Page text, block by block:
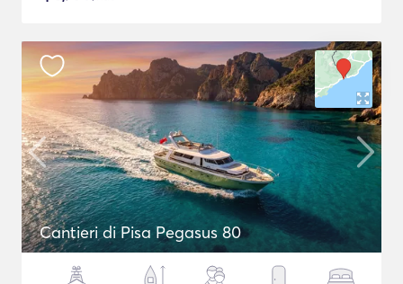
Cantieri di Pisa Pegasus 80